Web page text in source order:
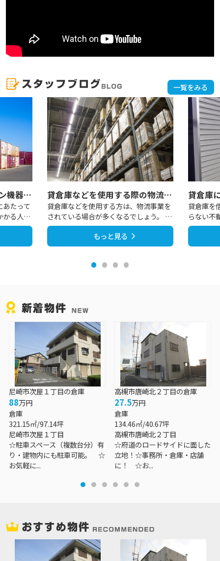
一覧をみる
貸倉庫や貸工場のマテハン機器とは？作業工程ごとの代表機器を解説！
あたって
かる人件
貸倉庫などを使用する際の物流事業におけるセンターフィーとは？
貸倉庫などを使用する方は、物流事業を
されている場合が多くなるでしょう。 そ
の物流事業においての...
もっと見る
貸倉庫を
らない不
な書類か
尼崎市次屋１丁目の倉庫
88万円
倉庫
321.15㎡/97.14坪
尼崎市次屋１丁目
☆駐車スペース（複数台分）有
り・建物内にも駐車可能。 ☆
お気軽に...
高槻市唐崎北２丁目の倉庫
27.5万円
倉庫
134.46㎡/40.67坪
高槻市唐崎北２丁目
☆府道のロードサイドに面した
立地！☆事務所・倉庫・店舗
に！ ☆お...